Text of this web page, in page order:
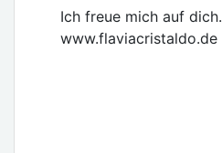
Ich freue mich auf dich.
www.flaviacristaldo.de